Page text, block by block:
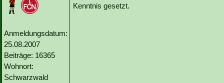
Anmeldungsdatum:
25.08.2007
Beiträge: 16365
Wohnort:
Schwarzwald
Kenntnis gesetzt.